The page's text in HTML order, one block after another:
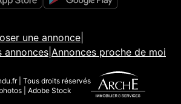
une annonce
annonces Annonces proche de moi
| Tous droits réservés
| Adobe Stock